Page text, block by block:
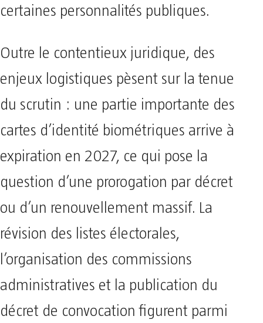
certaines personnalités publiques.
Outre le contentieux juridique, des
enjeux logistiques pèsent sur la tenue
du scrutin : une partie importante des
cartes d’identité biométriques arrive à
expiration en 2027, ce qui pose la
question d’une prorogation par décret
ou d’un renouvellement massif. La
révision des listes électorales,
l’organisation des commissions
administratives et la publication du
décret de convocation figurent parmi